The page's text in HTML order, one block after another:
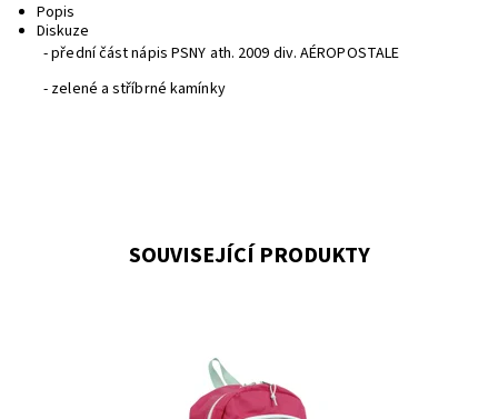
Popis
Diskuze
- přední část nápis PSNY ath. 2009 div. AÉROPOSTALE
- zelené a stříbrné kamínky
SOUVISEJÍCÍ PRODUKTY
Skladem 3
14848758PK